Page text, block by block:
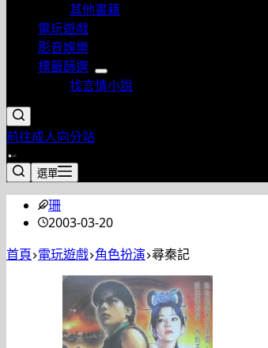
其他書籍
電玩遊戲
影音娛樂
標籤篩選
找言情小說
前往成人向分站
選單
珊
2003-03-20
首頁 電玩遊戲 角色扮演 尋秦記